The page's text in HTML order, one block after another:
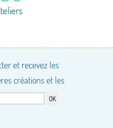
et recevez les
créations et les